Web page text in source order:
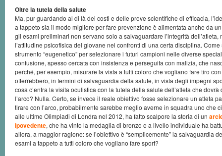
Oltre la tutela della salute
Ma, pur guardando al di là dei costi e delle prove scientifiche di efficacia,
a tappeto sia il modo migliore per fare prevenzione è alimentata anche da
gli esami preliminari non servano solo a salvaguardare l’integrità dell’atleta,
l’attitudine psicofisica del giovane nei confronti di una certa disciplina.
strumento “eugenetico” per selezionare i futuri campioni nelle diverse
confusione, spesso cercata con insistenza e perseguita con malizia, che
perché, per esempio, misurare la vista a tutti coloro che vogliano fare tiro
otterrebbero, in termini di salvaguardia della salute, in vista degli impegni
cosa c’entra la visita oculistica con la tutela della salute dell’atleta che
l’arco? Nulla. Certo, se invece il reale obiettivo fosse selezionare un atleta
tirare con l’arco, probabilmente sarebbe meglio averne in squadra uno che
alle ultime Olimpiadi di Londra nel 2012, ha fatto scalpore la storia di un
ipovedente, che ha vinto la medaglia di bronzo e a livello individuale ha
allora, a maggior ragione: se l’obiettivo è “semplicemente” la salvaguardia
esami a tappeto a tutti coloro che vogliano fare sport?